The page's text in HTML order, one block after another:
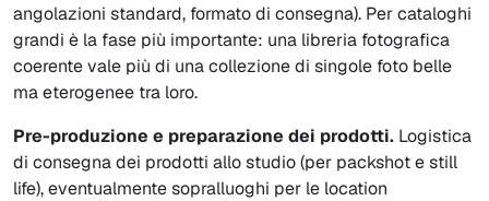
angolazioni standard, formato di consegna). Per cataloghi
grandi è la fase più importante: una libreria fotografica
coerente vale più di una collezione di singole foto belle
ma eterogenee tra loro.
Pre-produzione e preparazione dei prodotti. Logistica
di consegna dei prodotti allo studio (per packshot e still
life), eventualmente sopralluoghi per le location